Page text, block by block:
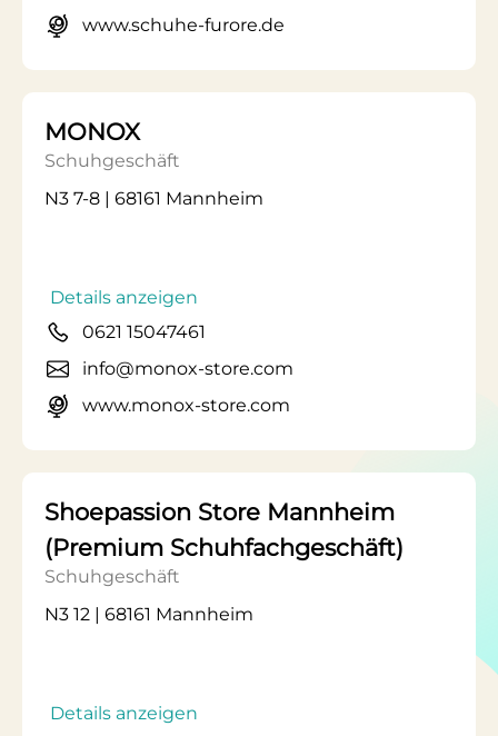
www.schuhe-furore.de
MONOX
Schuhgeschäft
N3 7-8 | 68161 Mannheim
Details anzeigen
0621 15047461
info@monox-store.com
www.monox-store.com
Shoepassion Store Mannheim
(Premium Schuhfachgeschäft)
Schuhgeschäft
N3 12 | 68161 Mannheim
Details anzeigen